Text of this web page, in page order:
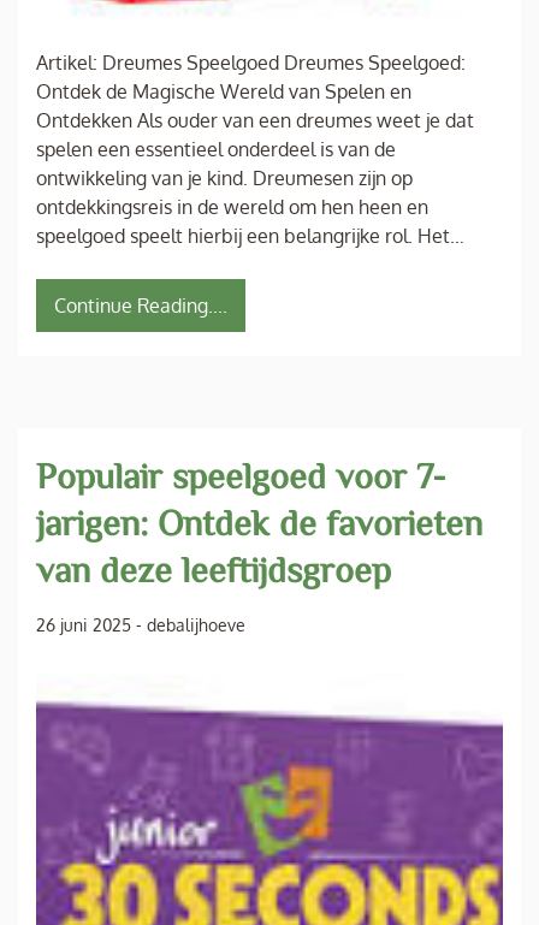
Artikel: Dreumes Speelgoed Dreumes Speelgoed:
Ontdek de Magische Wereld van Spelen en
Ontdekken Als ouder van een dreumes weet je dat
spelen een essentieel onderdeel is van de
ontwikkeling van je kind. Dreumesen zijn op
ontdekkingsreis in de wereld om hen heen en
speelgoed speelt hierbij een belangrijke rol. Het…
Continue Reading....
Populair speelgoed voor 7-
jarigen: Ontdek de favorieten
van deze leeftijdsgroep
26 juni 2025 - debalijhoeve